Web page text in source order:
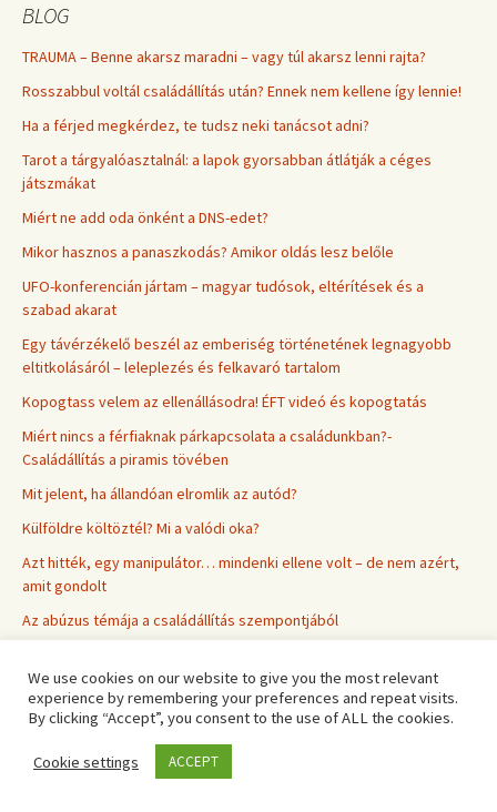
BLOG
TRAUMA – Benne akarsz maradni – vagy túl akarsz lenni rajta?
Rosszabbul voltál családállítás után? Ennek nem kellene így lennie!
Ha a férjed megkérdez, te tudsz neki tanácsot adni?
Tarot a tárgyalóasztalnál: a lapok gyorsabban átlátják a céges
játszmákat
Miért ne add oda önként a DNS-edet?
Mikor hasznos a panaszkodás? Amikor oldás lesz belőle
UFO-konferencián jártam – magyar tudósok, eltérítések és a
szabad akarat
Egy távérzékelő beszél az emberiség történetének legnagyobb
eltitkolásáról – leleplezés és felkavaró tartalom
Kopogtass velem az ellenállásodra! ÉFT videó és kopogtatás
Miért nincs a férfiaknak párkapcsolata a családunkban?-
Családállítás a piramis tövében
Mit jelent, ha állandóan elromlik az autód?
Külföldre költöztél? Mi a valódi oka?
Azt hitték, egy manipulátor… mindenki ellene volt – de nem azért,
amit gondolt
Az abúzus témája a családállítás szempontjából
geometria
A világ egyik legegészségesebb helye – a boszniai piramisok
A piramisok, amik nem illenek a történelembe – de akkor mit
We use cookies on our website to give you the most relevant
experience by remembering your preferences and repeat visits.
By clicking “Accept”, you consent to the use of ALL the cookies.
Cookie settings ACCEPT